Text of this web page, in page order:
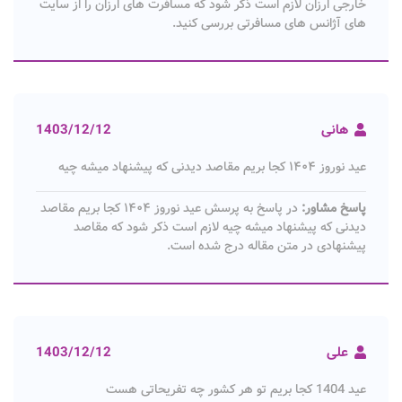
خارجی ارزان لازم است ذکر شود که مسافرت های ارزان را از سایت
های آژانس های مسافرتی بررسی کنید.
هانی 1403/12/12
عید نوروز ۱۴۰۴ کجا بریم مقاصد دیدنی که پیشنهاد میشه چیه
پاسخ مشاور:
در پاسخ به پرسش عید نوروز ۱۴۰۴ کجا بریم مقاصد
دیدنی که پیشنهاد میشه چیه لازم است ذکر شود که مقاصد
پیشنهادی در متن مقاله درج شده است.
علی 1403/12/12
عید 1404 کجا بریم تو هر کشور چه تفریحاتی هست